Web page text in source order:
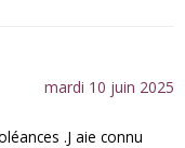
mardi 10 juin 2025
.J aie connu